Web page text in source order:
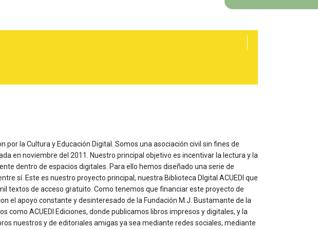
por la Cultura y Educación Digital. Somos una asociación civil sin fines de
en noviembre del 2011. Nuestro principal objetivo es incentivar la lectura y la
dentro de espacios digitales. Para ello hemos diseñado una serie de
sí. Este es nuestro proyecto principal, nuestra Biblioteca DIgital ACUEDI que
textos de acceso gratuito. Como tenemos que financiar este proyecto de
el apoyo constante y desinteresado de la Fundación M.J. Bustamante de la
como ACUEDI Ediciones, donde publicamos libros impresos y digitales, y la
nuestros y de editoriales amigas ya sea mediante redes sociales, mediante